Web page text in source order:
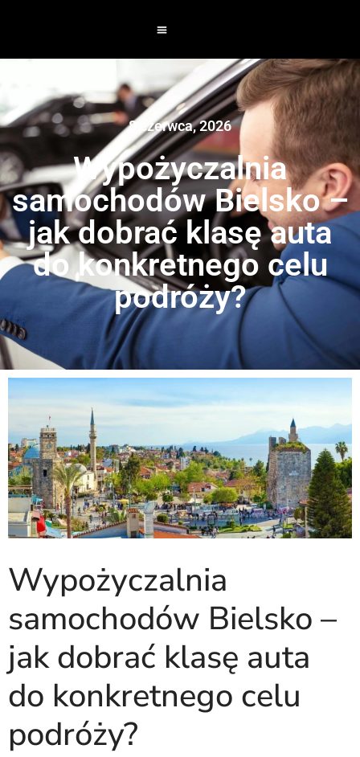
8 czerwca, 2026
Wypożyczalnia
samochodów Bielsko –
jak dobrać klasę auta
do konkretnego celu
podróży?
Wypożyczalnia
samochodów Bielsko –
jak dobrać klasę auta
do konkretnego celu
podróży?